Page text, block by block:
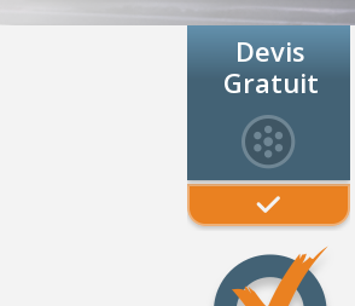
Devis
Gratuit